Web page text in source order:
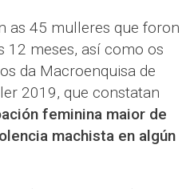
as 45 mulleres que foron
12 meses, así como os
da Macroenquisa de
2019, que constatan
feminina maior de
machista en algún